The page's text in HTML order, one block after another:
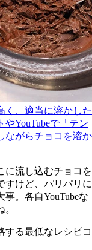
く、適当に溶かした
YouTubeで「テン
ながらチョコを溶か
流し込むチョコを
すけど、パリパリに
。各自YouTubeな
る最低なレシピコ